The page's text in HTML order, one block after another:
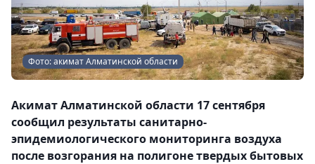
Фото: акимат Алматинской области
Акимат Алматинской области 17 сентября
сообщил результаты санитарно-
эпидемиологического мониторинга воздуха
после возгорания на полигоне твердых бытовых